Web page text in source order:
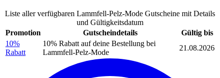
Liste aller verfügbaren Lammfell-Pelz-Mode Gutscheine mit Details
und Gültigkeitsdatum
Promotion
Gutscheindetails
Gültig bis
10%
Rabatt
10% Rabatt auf deine Bestellung bei
Lammfell-Pelz-Mode
21.08.2026